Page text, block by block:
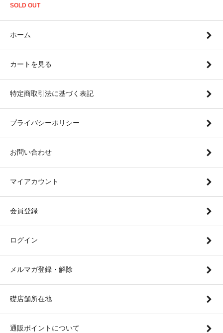
SOLD OUT
ホーム
カートを見る
特定商取引法に基づく表記
プライバシーポリシー
お問い合わせ
マイアカウント
会員登録
ログイン
メルマガ登録・解除
礎店舗所在地
通販ポイントについて